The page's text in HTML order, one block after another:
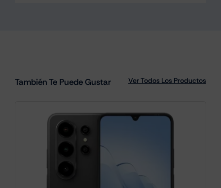
También Te Puede Gustar Ver Todos Los Productos